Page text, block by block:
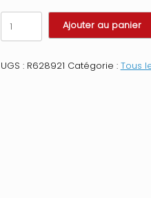
quantité
de
Gel
à
Ajouter au panier
UGS : R628921 Catégorie : Tous